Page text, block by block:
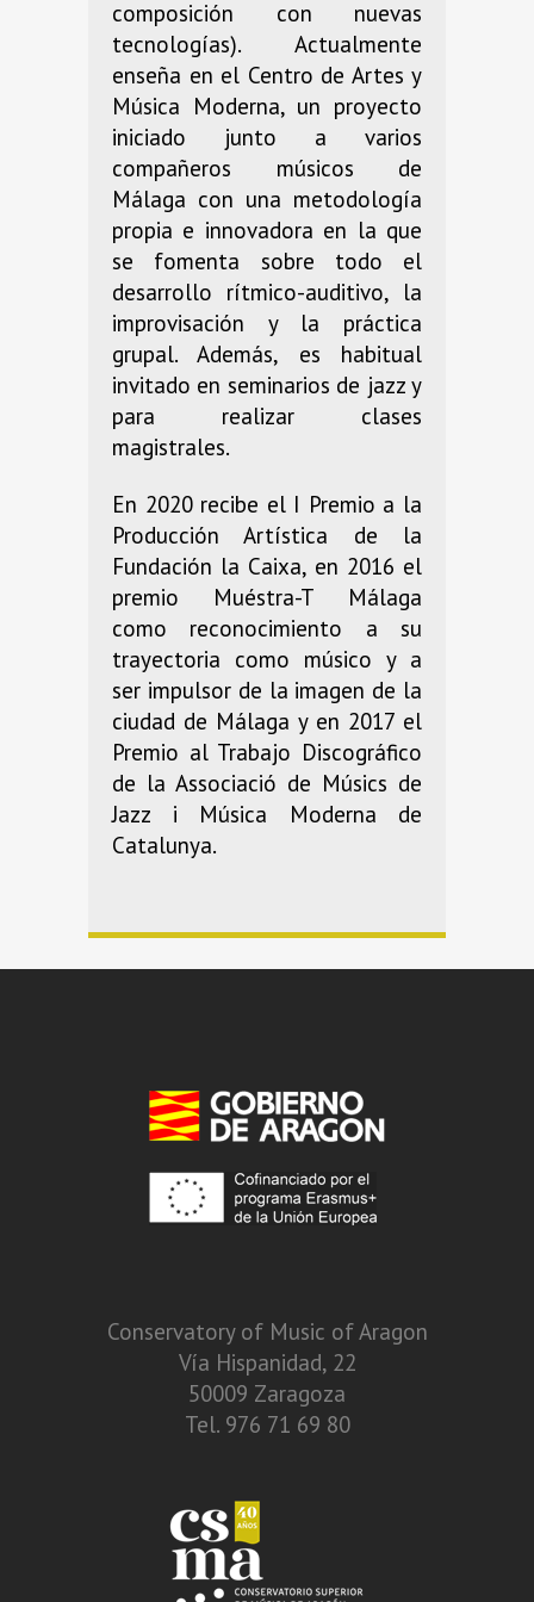
composición con nuevas
tecnologías). Actualmente
enseña en el Centro de Artes y
Música Moderna, un proyecto
iniciado junto a varios
compañeros músicos de
Málaga con una metodología
propia e innovadora en la que
se fomenta sobre todo el
desarrollo rítmico-auditivo, la
improvisación y la práctica
grupal. Además, es habitual
invitado en seminarios de jazz y
para realizar clases
magistrales.
En 2020 recibe el I Premio a la
Producción Artística de la
Fundación la Caixa, en 2016 el
premio Muéstra-T Málaga
como reconocimiento a su
trayectoria como músico y a
ser impulsor de la imagen de la
ciudad de Málaga y en 2017 el
Premio al Trabajo Discográfico
de la Associació de Músics de
Jazz i Música Moderna de
Catalunya.
Conservatory of Music of Aragon
Vía Hispanidad, 22
50009 Zaragoza
Tel. 976 71 69 80